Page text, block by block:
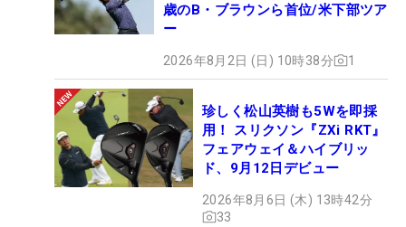
歳のB・ブラウンら首位/米下部ツア
ー
2026年8月2日 (日) 10時38分 1
珍しく松山英樹も5Wを即採
用！ スリクソン『ZXi RKT』
フェアウェイ＆ハイブリッ
ド、9月12日デビュー
2026年8月6日 (木) 13時42分
33